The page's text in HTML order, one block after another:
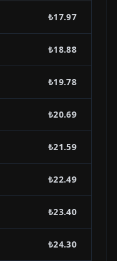
₺17.97
₺18.88
₺19.78
₺20.69
₺21.59
₺22.49
₺23.40
₺24.30